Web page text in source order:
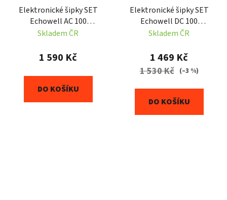
Elektronické šipky SET
Echowell AC 100
SPARTAN černé
Skladem ČR
1 590 Kč
DO KOŠÍKU
Elektronické šipky SET
Echowell DC 100
SPARTAN černé
Skladem ČR
1 469 Kč
1 530 Kč (–3 %)
DO KOŠÍKU